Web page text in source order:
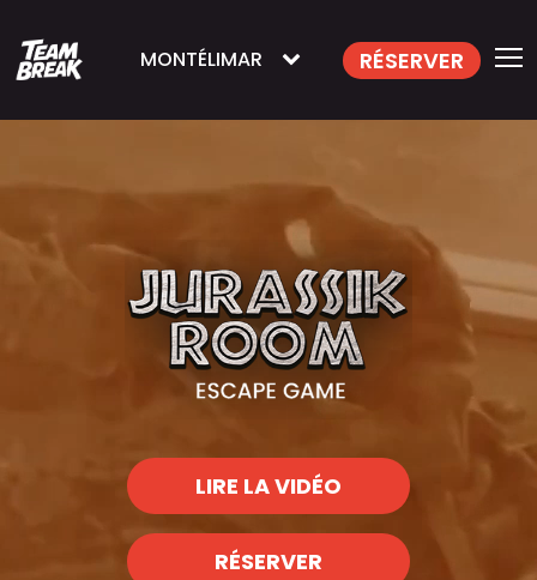
MONTÉLIMAR RÉSERVER
LIRE LA VIDÉO
RÉSERVER